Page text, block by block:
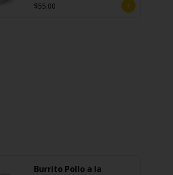
$55.00
Burrito Pollo a la